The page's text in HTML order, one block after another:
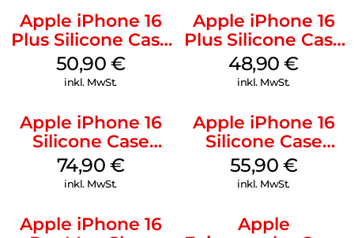
Apple iPhone 16
Plus Silicone Case
MagSafe Lake
Green
50,90 €
inkl. MwSt.
Apple iPhone 16
Plus Silicone Case
MagSafe Denim
48,90€
inkl. MwSt.
Apple iPhone 16
Silicone Case
MagSafe Black
74,90 €
inkl. MwSt.
Apple iPhone 16
Silicone Case
MagSafe
Ultramarine
55,90 €
inkl. MwSt.
Apple iPhone 16
Apple